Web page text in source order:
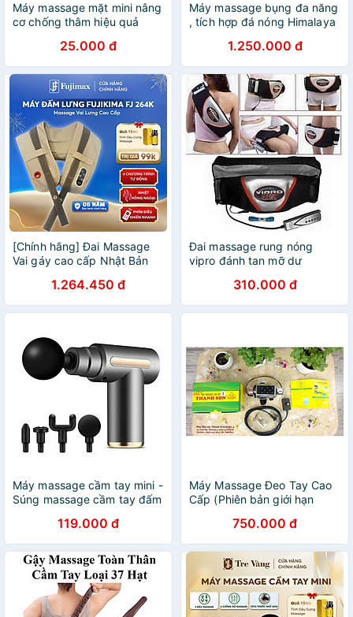
Máy massage mặt mini nâng
cơ chống thâm hiệu quả
Loại Tốt Tặng Kèm Pin 2A
25.000 đ
Máy massage bụng đa năng
, tích hợp đá nóng Himalaya
an toàn cho người sử dụng
1.250.000 đ
[Chính hãng] Đai Massage
Vai gáy cao cấp Nhật Bản
1.264.450 đ
Đai massage rung nóng
vipro đánh tan mỡ dư
giảm mỡ bụng310.000 đ
Máy massage cầm tay mini -
Súng massage cầm tay đấm
gáy 4 đầu 6 chế độ, hàng
tốt
119.000 đ
Máy Massage Đeo Tay Cao
Cấp (Phiên bản giới hạn
750.000 đ